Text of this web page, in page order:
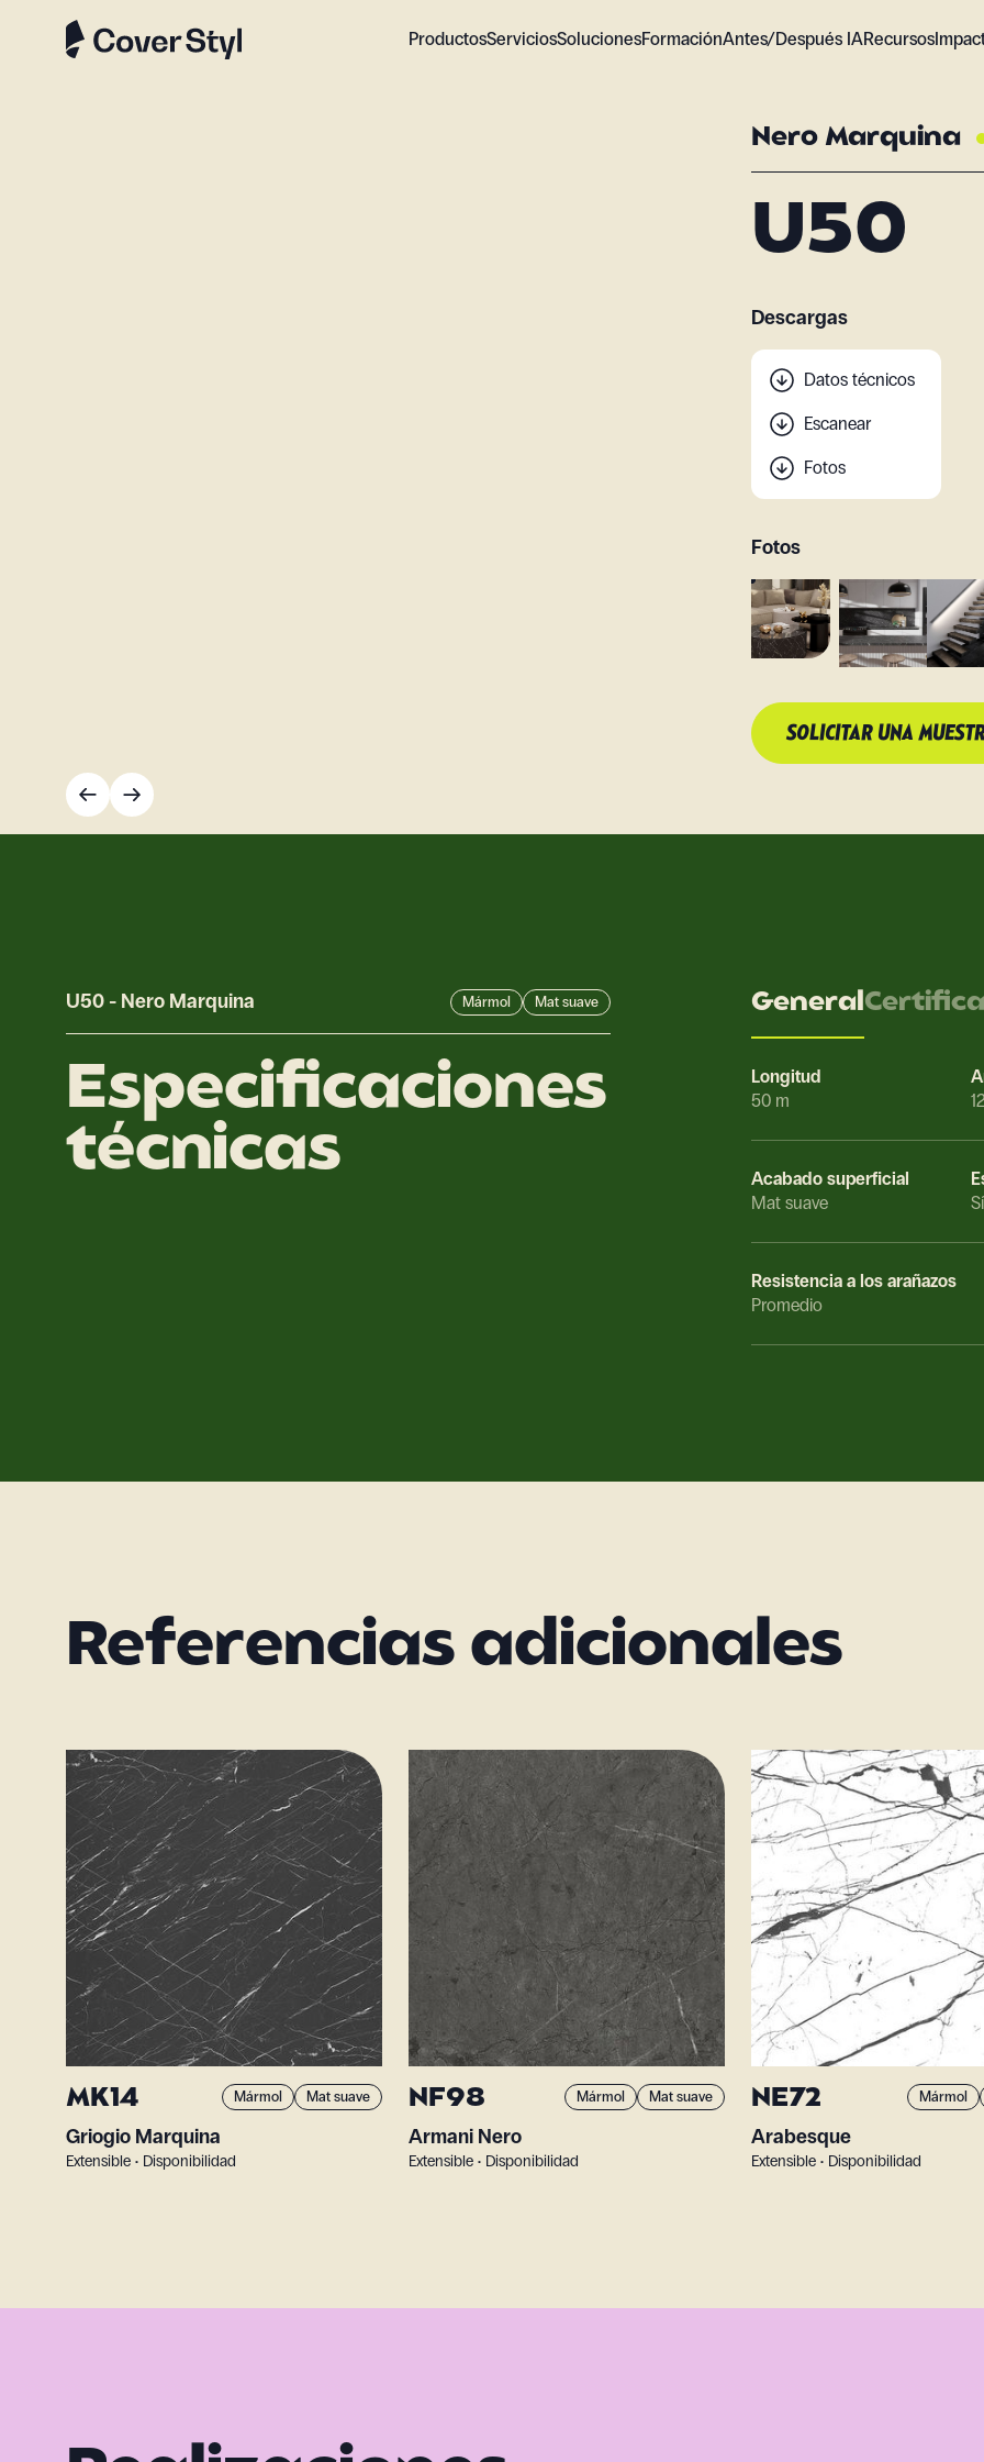
ProductosServiciosSolucionesFormaciónAntes/Después IARecursos
Nero Marquina
U50
Descargas
Datos técnicos
Escanear
Fotos
Fotos
SOLICITAR UNA
U50 - Nero Marquina Mármol Mat suave
Especificaciones
técnicas
General
Longitud
50 m
Acabado superficial
Mat suave
Sí
Resistencia a los arañazos
Promedio
Referencias adicionales
MK14 Mármol Mat suave
Griogio Marquina
Extensible • Disponibilidad
NF98 Mármol Mat suave
Armani Nero
Extensible • Disponibilidad
NE72 Mármol
Arabesque
Extensible • Disponibilidad